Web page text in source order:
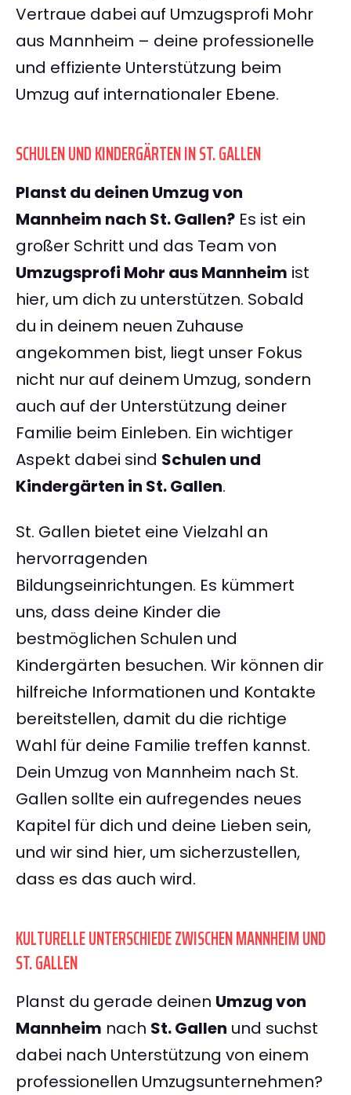
Vertraue dabei auf Umzugsprofi Mohr
aus Mannheim – deine professionelle
und effiziente Unterstützung beim
Umzug auf internationaler Ebene.
SCHULEN UND KINDERGÄRTEN IN ST. GALLEN
Planst du deinen Umzug von
Mannheim nach St. Gallen? Es ist ein
großer Schritt und das Team von
Umzugsprofi Mohr aus Mannheim ist
hier, um dich zu unterstützen. Sobald
du in deinem neuen Zuhause
angekommen bist, liegt unser Fokus
nicht nur auf deinem Umzug, sondern
auch auf der Unterstützung deiner
Familie beim Einleben. Ein wichtiger
Aspekt dabei sind Schulen und
Kindergärten in St. Gallen.
St. Gallen bietet eine Vielzahl an
hervorragenden
Bildungseinrichtungen. Es kümmert
uns, dass deine Kinder die
bestmöglichen Schulen und
Kindergärten besuchen. Wir können dir
hilfreiche Informationen und Kontakte
bereitstellen, damit du die richtige
Wahl für deine Familie treffen kannst.
Dein Umzug von Mannheim nach St.
Gallen sollte ein aufregendes neues
Kapitel für dich und deine Lieben sein,
und wir sind hier, um sicherzustellen,
dass es das auch wird.
KULTURELLE UNTERSCHIEDE ZWISCHEN MANNHEIM UND
ST. GALLEN
Planst du gerade deinen Umzug von
Mannheim nach St. Gallen und suchst
dabei nach Unterstützung von einem
professionellen Umzugsunternehmen?